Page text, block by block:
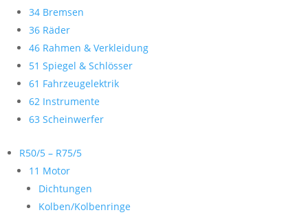
34 Bremsen
36 Räder
46 Rahmen & Verkleidung
51 Spiegel & Schlösser
61 Fahrzeugelektrik
62 Instrumente
63 Scheinwerfer
R50/5 – R75/5
11 Motor
Dichtungen
Kolben/Kolbenringe